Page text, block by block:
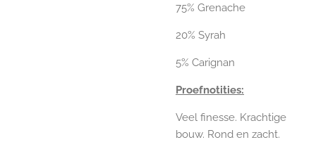
75% Grenache
20% Syrah
5% Carignan
Proefnotities:
Veel finesse. Krachtige
bouw. Rond en zacht.